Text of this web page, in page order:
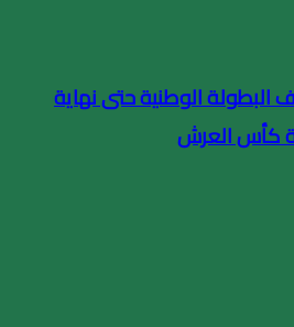
البطولة الوطنية حتى نهاية
كأس العرش